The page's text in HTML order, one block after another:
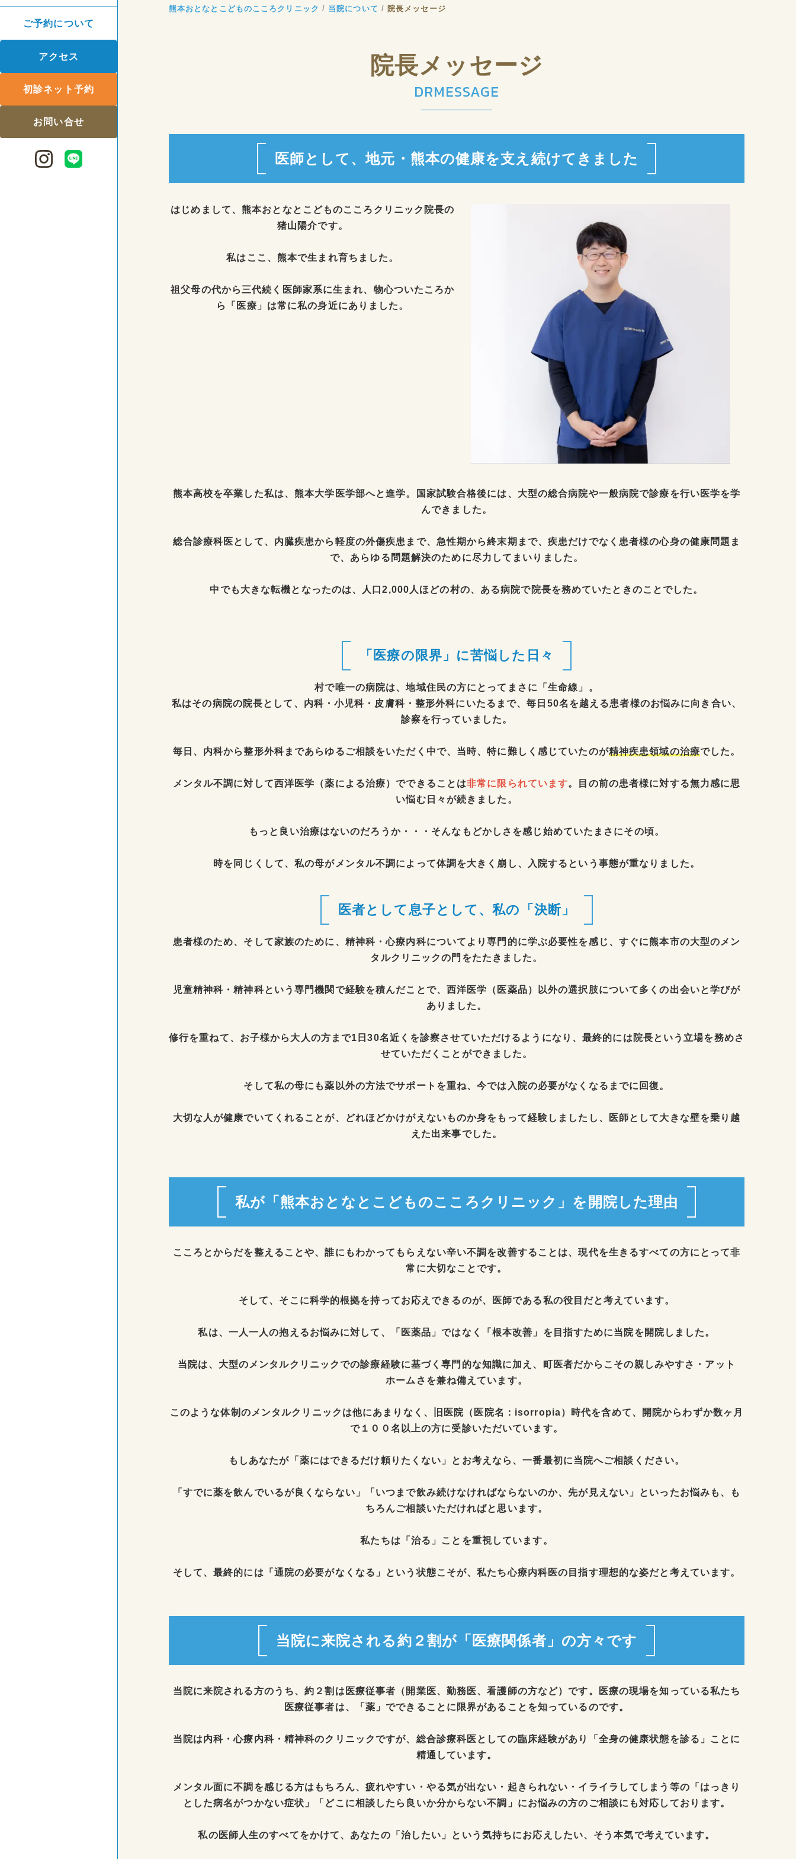
ご予約について
アクセス
初診ネット予約
お問い合せ
熊本おとなとこどものこころクリニック 当院について 院長メッセージ
院長メッセージ
DRMESSAGE
医師として、地元・熊本の健康を支え続けてきました
はじめまして、熊本おとなとこどものこころクリニック院長の
猪山陽介です。
私はここ、熊本で生まれ育ちました。
祖父母の代から三代続く医師家系に生まれ、物心ついたころか
ら「医療」は常に私の身近にありました。
熊本高校を卒業した私は、熊本大学医学部へと進学。国家試験合格後には、大型の総合病院や一般病院で診療を行い医学を学
んできました。
総合診療科医として、内臓疾患から軽度の外傷疾患まで、急性期から終末期まで、疾患だけでなく患者様の心身の健康問題ま
で、あらゆる問題解決のために尽力してまいりました。
中でも大きな転機となったのは、人口2,000人ほどの村の、ある病院で院長を務めていたときのことでした。
「医療の限界」に苦悩した日々
村で唯一の病院は、地域住民の方にとってまさに「生命線」。
私はその病院の院長として、内科・小児科・皮膚科・整形外科にいたるまで、毎日50名を越える患者様のお悩みに向き合い、
診察を行っていました。
毎日、内科から整形外科まであらゆるご相談をいただく中で、当時、特に難しく感じていたのが精神疾患領域の治療でした。
メンタル不調に対して西洋医学（薬による治療）でできることは非常に限られています。
目の前の患者様に対する無力感に思
い悩む日々が続きました。
もっと良い治療はないのだろうか・・・そんなもどかしさを感じ始めていたまさにその頃。
時を同じくして、私の母がメンタル不調によって体調を大きく崩し、入院するという事態が重なりました。
医者として息子として、私の「決断」
患者様のため、そして家族のために、精神科・心療内科についてより専門的に学ぶ必要性を感じ、すぐに熊本市の大型のメン
タルクリニックの門をたたきました。
児童精神科・精神科という専門機関で経験を積んだことで、西洋医学（医薬品）以外の選択肢について多くの出会いと学びが
ありました。
修行を重ねて、お子様から大人の方まで1日30名近くを診察させていただけるようになり、最終的には院長という立場を務めさ
せていただくことができました。
そして私の母にも薬以外の方法でサポートを重ね、今では入院の必要がなくなるまでに回復。
大切な人が健康でいてくれることが、どれほどかけがえないものか身をもって経験しましたし、医師として大きな壁を乗り越
えた出来事でした。
私が「熊本おとなとこどものこころクリニック」を開院した理由
こころとからだを整えることや、誰にもわかってもらえない辛い不調を改善することは、現代を生きるすべての方にとって非
常に大切なことです。
そして、そこに科学的根拠を持ってお応えできるのが、医師である私の役目だと考えています。
私は、一人一人の抱えるお悩みに対して、「医薬品」ではなく「根本改善」を目指すために当院を開院しました。
当院は、大型のメンタルクリニックでの診療経験に基づく専門的な知識に加え、町医者だからこその親しみやすさ・アット
ホームさを兼ね備えています。
このような体制のメンタルクリニックは他にあまりなく、旧医院（医院名：isorropia）時代を含めて、開院からわずか数ヶ月
で１００名以上の方に受診いただいています。
もしあなたが「薬にはできるだけ頼りたくない」とお考えなら、一番最初に当院へご相談ください。
「すでに薬を飲んでいるが良くならない」「いつまで飲み続けなければならないのか、先が見えない」といったお悩みも、も
ちろんご相談いただければと思います。
私たちは「治る」ことを重視しています。
そして、最終的には「通院の必要がなくなる」という状態こそが、私たち心療内科医の目指す理想的な姿だと考えています。
当院に来院される約２割が「医療関係者」の方々です
当院に来院される方のうち、約２割は医療従事者（開業医、勤務医、看護師の方など）です。医療の現場を知っている私たち
医療従事者は、「薬」でできることに限界があることを知っているのです。
当院は内科・心療内科・精神科のクリニックですが、総合診療科医としての臨床経験があり「全身の健康状態を診る」ことに
精通しています。
メンタル面に不調を感じる方はもちろん、疲れやすい・やる気が出ない・起きられない・イライラしてしまう等の「はっきり
とした病名がつかない症状」「どこに相談したら良いか分からない不調」にお悩みの方のご相談にも対応しております。
私の医師人生のすべてをかけて、あなたの「治したい」という気持ちにお応えしたい、そう本気で考えています。